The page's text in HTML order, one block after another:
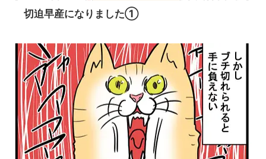
切迫早産になりました①